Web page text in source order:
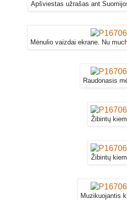
Apšviestas užrašas ant
Mėnulio vaizdai ekrane. Nu
Raudonasis
Žibintų
Žibintų
Muzikuojantis